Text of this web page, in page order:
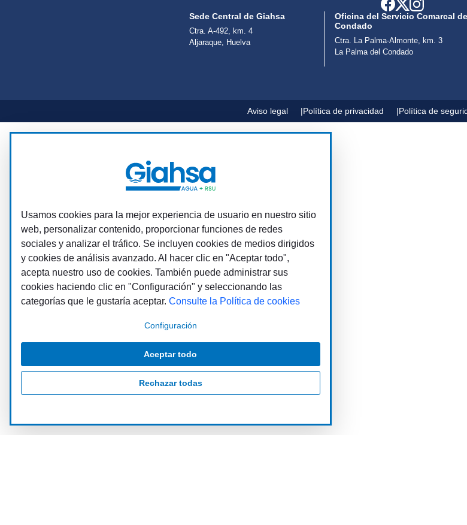
Sede Central de Giahsa
Ctra. A-492, km. 4
Aljaraque, Huelva
Oficina del Servicio Comarcal
Condado
Ctra. La Palma-Almonte, km. 3
La Palma del Condado
Aviso legal Política de privacidad Política de
Usamos cookies para la mejor experiencia de usuario en nuestro sitio
web, personalizar contenido, proporcionar funciones de redes
sociales y analizar el tráfico. Se incluyen cookies de medios dirigidos
y cookies de análisis avanzado. Al hacer clic en "Aceptar todo",
acepta nuestro uso de cookies. También puede administrar sus
cookies haciendo clic en "Configuración" y seleccionando las
categorías que le gustaría aceptar. Consulte la Política de cookies
Configuración
Aceptar todo
Rechazar todas